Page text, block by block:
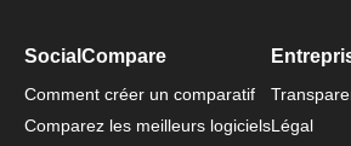
SocialCompare
Comment créer un comparatif
Comparez les meilleurs logicielsLégal